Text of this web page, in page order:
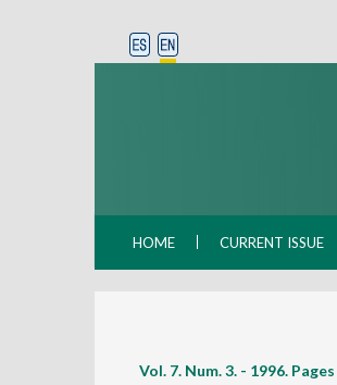
HOME CURRENT ISSUE
Vol. 7. Num. 3. - 1996. Pages